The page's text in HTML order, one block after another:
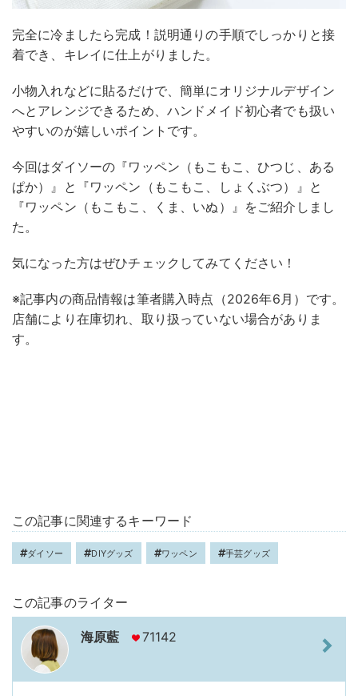
完全に冷ましたら完成！説明通りの手順でしっかりと接
着でき、キレイに仕上がりました。
小物入れなどに貼るだけで、簡単にオリジナルデザイン
へとアレンジできるため、ハンドメイド初心者でも扱い
やすいのが嬉しいポイントです。
今回はダイソーの『ワッペン（もこもこ、ひつじ、ある
ぱか）』と『ワッペン（もこもこ、しょくぶつ）』と
『ワッペン（もこもこ、くま、いぬ）』をご紹介しまし
た。
気になった方はぜひチェックしてみてください！
※記事内の商品情報は筆者購入時点（2026年6月）です。
店舗により在庫切れ、取り扱っていない場合がありま
す。
この記事に関連するキーワード
ダイソー DIYグッズ ワッペン 手芸グッズ
この記事のライター
海原藍 71142